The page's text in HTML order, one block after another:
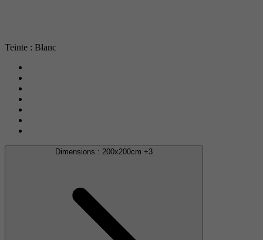
Teinte : Blanc
Dimensions : 200x200cm +3